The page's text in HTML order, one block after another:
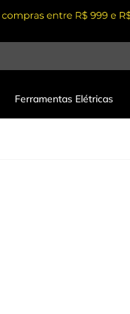
Ferramentas Elétricas